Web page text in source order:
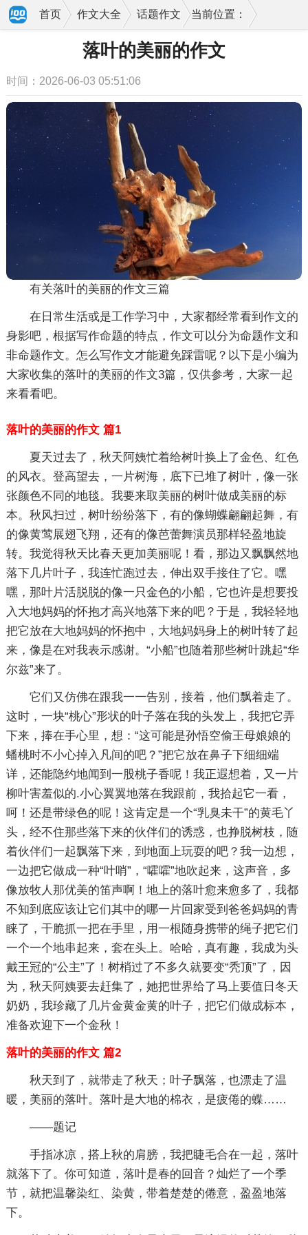
当前位置：
首页 作文大全 话题作文
落叶的美丽的作文
时间：2026-06-03 05:51:06
有关落叶的美丽的作文三篇
在日常生活或是工作学习中，大家都经常看到作文的
身影吧，根据写作命题的特点，作文可以分为命题作文和
非命题作文。怎么写作文才能避免踩雷呢？以下是小编为
大家收集的落叶的美丽的作文3篇，仅供参考，大家一起
来看看吧。
落叶的美丽的作文 篇1
夏天过去了，秋天阿姨忙着给树叶换上了金色、红色
的风衣。登高望去，一片树海，底下已堆了树叶，像一张
张颜色不同的地毯。我要来取美丽的树叶做成美丽的标
本。秋风扫过，树叶纷纷落下，有的像蝴蝶翩翩起舞，有
的像黄莺展翅飞翔，还有的像芭蕾舞演员那样轻盈地旋
转。我觉得秋天比春天更加美丽呢！看，那边又飘飘然地
落下几片叶子，我连忙跑过去，伸出双手接住了它。嘿
嘿，那叶片活脱脱的像一只金色的小船，它也许是想要投
入大地妈妈的怀抱才高兴地落下来的吧？于是，我轻轻地
把它放在大地妈妈的怀抱中，大地妈妈身上的树叶转了起
来，像是在对我表示感谢。“小船”也随着那些树叶跳起“华
尔兹”来了。
它们又仿佛在跟我一一告别，接着，他们飘着走了。
这时，一块“桃心”形状的叶子落在我的头发上，我把它弄
下来，捧在手心里，想：“这可能是孙悟空偷王母娘娘的
蟠桃时不小心掉入凡间的吧？”把它放在鼻子下细细端
详，还能隐约地闻到一股桃子香呢！我正遐想着，又一片
柳叶害羞似的.小心翼翼地落在我跟前，我拾起它一看，
呵！还是带绿色的呢！这肯定是一个“乳臭未干”的黄毛丫
头，经不住那些落下来的伙伴们的诱惑，也挣脱树枝，随
着伙伴们一起飘落下来，到地面上玩耍的吧？我一边想，
一边把它做成一种“叶哨”，“嚯嚯”地吹起来，这声音，多
像放牧人那优美的笛声啊！地上的落叶愈来愈多了，我都
不知到底应该让它们其中的哪一片回家受到爸爸妈妈的青
睐了，干脆抓一把在手里，用一根随身携带的绳子把它们
一个一个地串起来，套在头上。哈哈，真有趣，我成为头
戴王冠的“公主”了！树梢过了不多久就要变“秃顶”了，因
为，秋天阿姨要去赶集了，她把世界给了马上要值日冬天
奶奶，我珍藏了几片金黄金黄的叶子，把它们做成标本，
准备欢迎下一个金秋！
落叶的美丽的作文 篇2
秋天到了，就带走了秋天；叶子飘落，也漂走了温
暖，美丽的落叶。落叶是大地的棉衣，是疲倦的蝶……
――题记
手指冰凉，搭上秋的肩膀，我把睫毛合在一起，落叶
就落下了。你可知道，落叶是春的回音？灿烂了一个季
节，就把温馨染红、染黄，带着楚楚的倦意，盈盈地落
下。